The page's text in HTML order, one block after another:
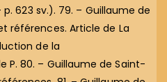
623 sv.). 79. – Guillaume de
références. Article de La
de la
P. 80. – Guillaume de Saint-